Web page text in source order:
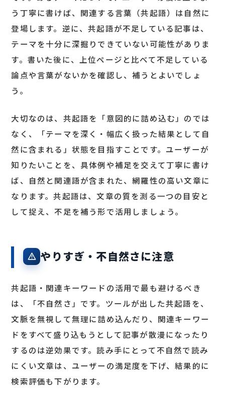
う丁寧に書けば、関連する言葉（共起語）は自然に
登場します。逆に、共起語が不足している記事は、
テーマを十分に深掘りできていない可能性がありま
す。書いた後に、上位ページと比べて不足している
論点や言葉がないかを確認し、補うとよいでしょ
う。
大切なのは、共起語を「意図的に詰め込む」のでは
なく、「テーマを深く・幅広く扱った結果として自
然に含まれる」状態を目指すことです。ユーザーが
知りたいことを、具体例や補足を交えて丁寧に書け
ば、自然と関連語が含まれた、網羅性の高い文章に
なります。共起語は、文章の質を測る一つの目安と
して捉え、不足を補う形で活用しましょう。
やりすぎ・不自然さに注意
共起語・関連キーワードの活用で最も避けるべき
は、「不自然さ」です。ツールが出した共起語を、
文脈を無視して無理に詰め込んだり、関連キーワー
ドをすべて盛り込もうとして記事が散漫になったり
するのは逆効果です。読み手にとって不自然で読み
にくい文章は、ユーザーの満足度を下げ、結果的に
検索評価も下がります。